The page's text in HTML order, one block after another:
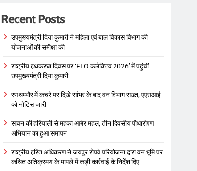
Recent Posts
उपमुख्यमंत्री दिया कुमारी ने महिला एवं बाल विकास विभाग की
योजनाओं की समीक्षा की
राष्ट्रीय हथकरघा दिवस पर ‘FLO कलेक्टिव 2026’ में पहुंचीं
उपमुख्यमंत्री दिया कुमारी
रणथम्भौर में कचरे पर दिखे सांभर के बाद वन विभाग सख्त, एएसआई
को नोटिस जारी
सावन की हरियाली से महका आमेर महल, तीन दिवसीय पौधारोपण
अभियान का हुआ समापन
राष्ट्रीय हरित अधिकरण ने जयपुर रोपवे परियोजना द्वारा वन भूमि पर
कथित अतिक्रमण के मामले में कड़ी कार्रवाई के निर्देश दिए